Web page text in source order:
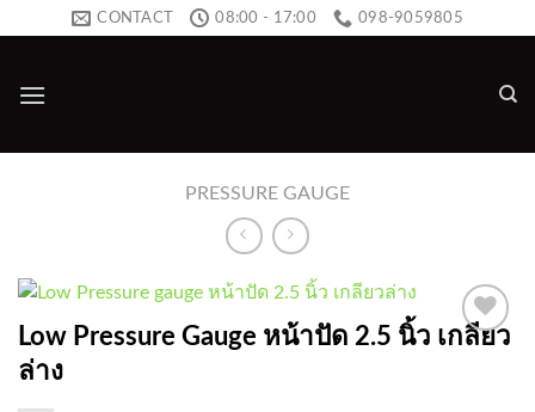
CONTACT 08:00 - 17:00 098-9059805
PRESSURE GAUGE
Low Pressure Gauge หน้าปัด 2.5 นิ้ว เกลียว
ล่าง